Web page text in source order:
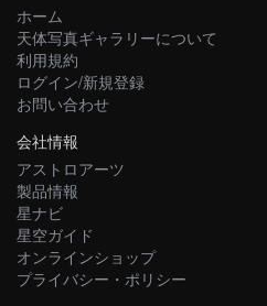
ホーム
天体写真ギャラリーについて
利用規約
ログイン/新規登録
お問い合わせ
会社情報
アストロアーツ
製品情報
星ナビ
星空ガイド
オンラインショップ
プライバシー・ポリシー